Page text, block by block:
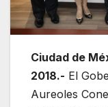
Ciudad de
2018.- El
Aureoles